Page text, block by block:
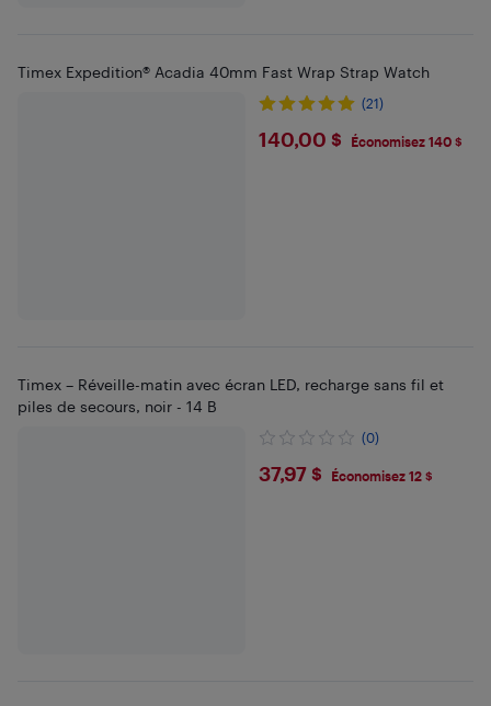
Timex Expedition® Acadia 40mm Fast Wrap Strap Watch
(21)
$140
140,00 $ Économisez 140 $
Timex – Réveille-matin avec écran LED, recharge sans fil et
piles de secours, noir - 14 B
(0)
$37.97
37,97 $ Économisez 12 $